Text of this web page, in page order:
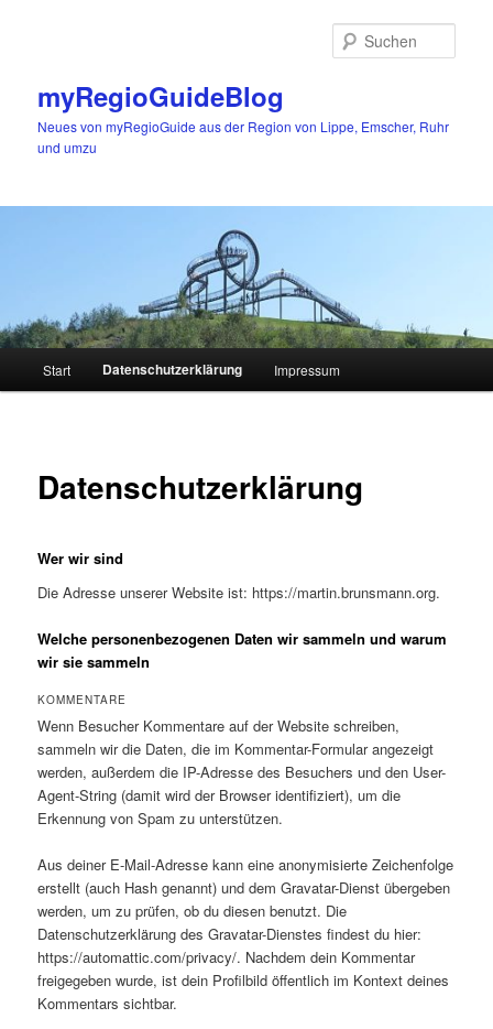
myRegioGuideBlog
Neues von myRegioGuide aus der Region von Lippe, Emscher, Ruhr
und umzu
Start Datenschutzerklärung Impressum
Datenschutzerklärung
Wer wir sind
Die Adresse unserer Website ist: https://martin.brunsmann.org.
Welche personenbezogenen Daten wir sammeln und warum
wir sie sammeln
KOMMENTARE
Wenn Besucher Kommentare auf der Website schreiben,
sammeln wir die Daten, die im Kommentar-Formular angezeigt
werden, außerdem die IP-Adresse des Besuchers und den User-
Agent-String (damit wird der Browser identifiziert), um die
Erkennung von Spam zu unterstützen.
Aus deiner E-Mail-Adresse kann eine anonymisierte Zeichenfolge
erstellt (auch Hash genannt) und dem Gravatar-Dienst übergeben
werden, um zu prüfen, ob du diesen benutzt. Die
Datenschutzerklärung des Gravatar-Dienstes findest du hier:
https://automattic.com/privacy/. Nachdem dein Kommentar
freigegeben wurde, ist dein Profilbild öffentlich im Kontext deines
Kommentars sichtbar.